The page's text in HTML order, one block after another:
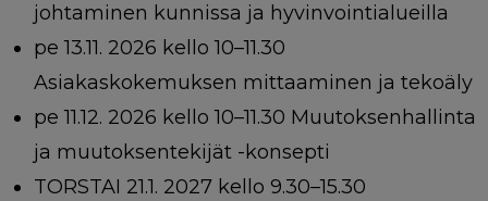
johtaminen kunnissa ja hyvinvointialueilla
pe 13.11. 2026 kello 10–11.30
Asiakaskokemuksen mittaaminen ja tekoäly
pe 11.12. 2026 kello 10–11.30 Muutoksenhallinta
ja muutoksentekijät -konsepti
TORSTAI 21.1. 2027 kello 9.30–15.30